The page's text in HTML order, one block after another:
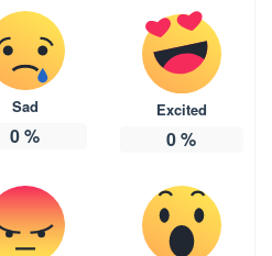
Sad
0%
Excited
0%